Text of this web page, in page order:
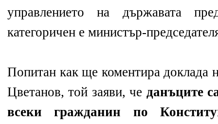
управлението на държавата
категоричен е министър-
Попитан как ще коментира доклада
Цветанов, той заяви, че данъците
всеки гражданин по